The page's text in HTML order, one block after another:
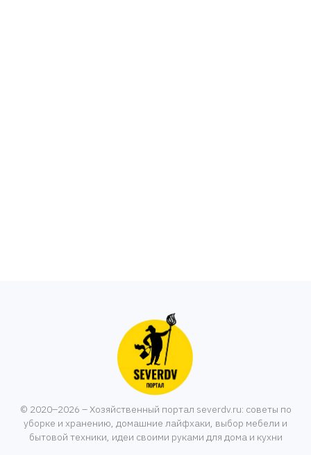
© 2020–2026 – Хозяйственный портал severdv.ru: советы по
уборке и хранению, домашние лайфхаки, выбор мебели и
бытовой техники, идеи своими руками для дома и кухни